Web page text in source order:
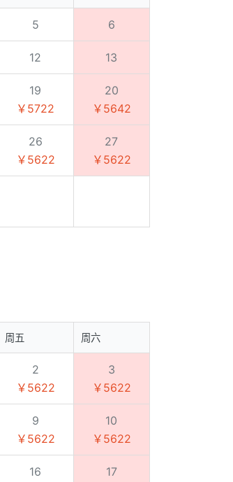
5 6
12 13
19
￥5722
20
￥5642
26
￥5622
27
￥5622
周五 周六
2
￥5622
3
￥5622
9
￥5622
10
￥5622
16
17